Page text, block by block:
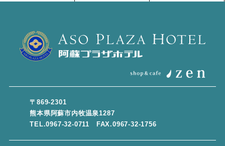
〒869-2301
熊本県阿蘇市内牧温泉1287
TEL.0967-32-0711 FAX.0967-32-1756